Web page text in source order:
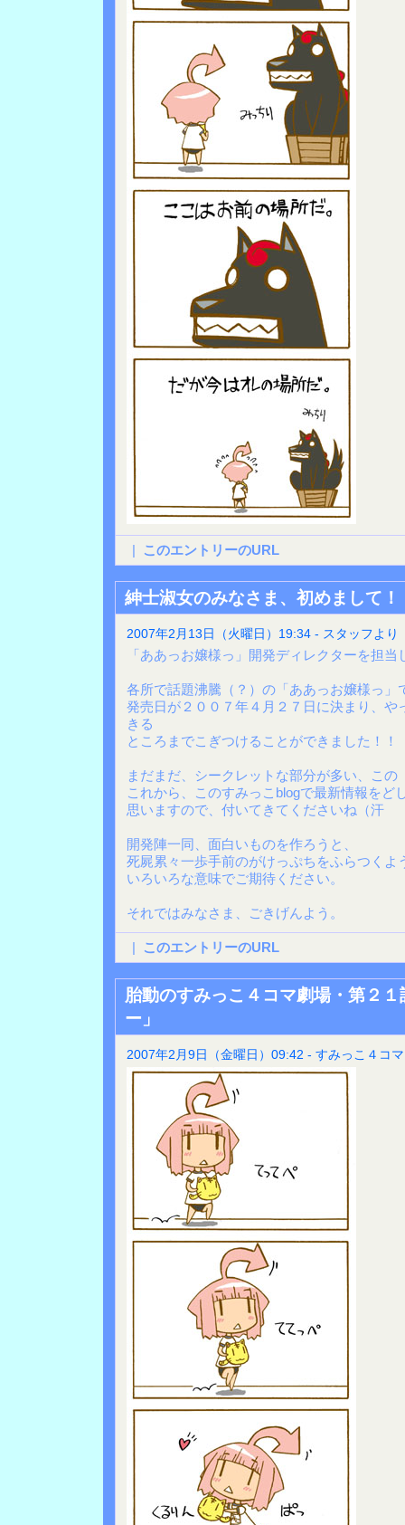
| このエントリーのURL
紳士淑女のみなさま、初めまして！
2007年2月13日（火曜日）19:34 - スタッフより
「ああっお嬢様っ」開発ディレクターを担
各所で話題沸騰（？）の「ああっお嬢様っ」
発売日が２００７年４月２７日に決まり、や
きる
ところまでこぎつけることができました！！
まだまだ、シークレットな部分が多い、こ
これから、このすみっこblogで最新情報をど
思いますので、付いてきてくださいね（汗
開発陣一同、面白いものを作ろうと、
死屍累々一歩手前のがけっぷちをふらつくよ
いろいろな意味でご期待ください。
それではみなさま、ごきげんよう。
| このエントリーのURL
胎動のすみっこ４コマ劇場・第２
ー」
2007年2月9日（金曜日）09:42 - すみっこ４コマ